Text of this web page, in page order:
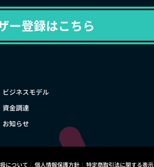
ー登録はこちら
ビジネスモデル
資金調達
お知らせ
について 個人情報保護方針 特定商取引法に関する表示